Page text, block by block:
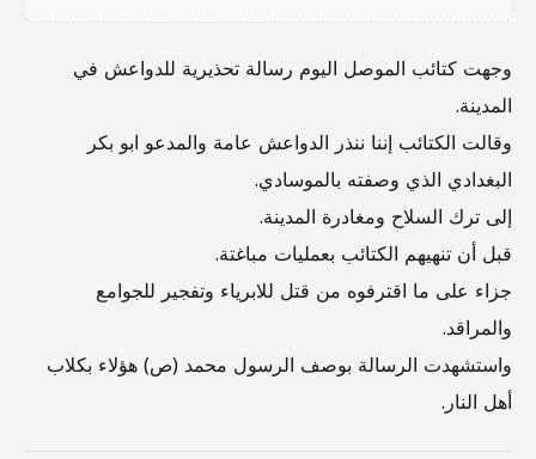
وجهت كتائب الموصل اليوم رسالة تحذيرية للدواعش في
المدينة.
وقالت الكتائب إننا ننذر الدواعش عامة والمدعو ابو بكر
البغدادي الذي وصفته بالموسادي.
إلى ترك السلاح ومغادرة المدينة.
قبل أن تنهيهم الكتائب بعمليات مباغتة.
جزاء على ما اقترفوه من قتل للابرياء وتفجير للجوامع
والمراقد.
واستشهدت الرسالة بوصف الرسول محمد (ص) هؤلاء بكلاب
أهل النار.